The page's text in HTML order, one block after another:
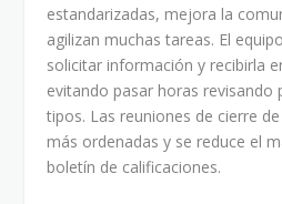
estandarizadas, mejora la
agilizan muchas tareas. El
solicitar información y recibirla
evitando pasar horas revisando
tipos. Las reuniones de cierre
más ordenadas y se reduce el
boletín de calificaciones.